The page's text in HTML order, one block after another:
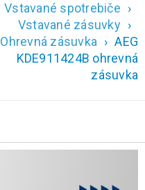
Vstavané spotrebiče ›
Vstavané zásuvky ›
Ohrevná zásuvka › AEG
KDE911424B ohrevná
zásuvka